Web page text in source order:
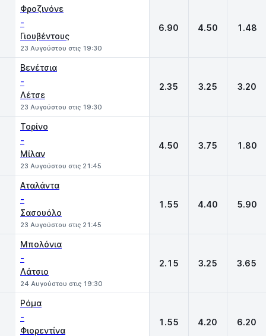
Φροζινόνε
-
Γιουβέντους
23 Αυγούστου στις 19:30
6.90 4.50 1.48
Βενέτσια
-
Λέτσε
23 Αυγούστου στις 19:30
2.35 3.25 3.20
Τορίνο
-
Μίλαν
23 Αυγούστου στις 21:45
4.50 3.75 1.80
Αταλάντα
-
Σασουόλο
23 Αυγούστου στις 21:45
1.55 4.40 5.90
Μπολόνια
-
Λάτσιο
24 Αυγούστου στις 19:30
2.15 3.25 3.65
Ρόμα
-
Φιορεντίνα
1.55 4.20 6.20